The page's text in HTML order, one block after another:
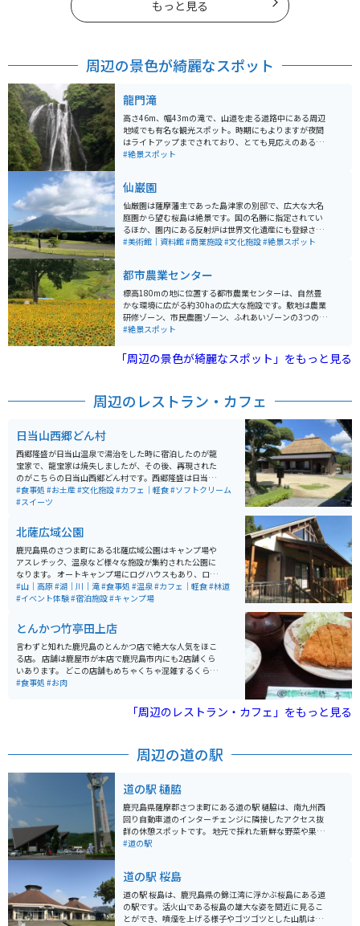
もっと見る
周辺の景色が綺麗なスポット
龍門滝
高さ46m、幅43mの滝で、山道を走る道路中にある周辺
地域でも有名な観光スポット。時期にもよりますが夜間
はライトアップまでされており、とても見応えのある絶
景スポットとなっています。昼夜問わずライダーやカッ
#絶景スポット
仙巌園
仙厳園は薩摩藩主であった島津家の別邸で、広大な大名
庭園から望む桜島は絶景です。国の名勝に指定されてい
るほか、園内にある反射炉は世界文化遺産にも登録され
ています。古来、薩摩藩の活躍を彷彿とさせる名所で
#美術館｜資料館#商業施設#文化施設#絶景スポット
都市農業センター
標高180mの地に位置する都市農業センターは、自然豊
かな環境に広がる約30haの広大な施設です。敷地は農業
研修ゾーン、市民農園ゾーン、ふれあいゾーンの3つのゾ
ーンに分かれています。 センター内には8,000㎡の大花
わり、秋にはコスモスなど、季節ごとに様々な花が一面
に広がります。鹿児島のシンボルである桜島を見渡せる
#絶景スポット
「周辺の景色が綺麗なスポット」をもっと見る
周辺のレストラン・カフェ
日当山西郷どん村
西郷隆盛が日当山温泉で湯治をした時に宿泊したのが龍
宝家で、龍宝家は焼失しましたが、その後、再現された
のがこちらの日当山西郷どん村です。西郷隆盛は日当山
を十数回訪れ、温泉や狩りや釣りを楽しんだそうです。
日当山西郷どん村には、西郷隆盛公が日当山を訪れた際
本庭園があり、入場無料です。 敷地内の物産館には、地
元食材を中心としたレストラン「日当山無垢食堂」があ
ります。 また、日当山温泉の湯を引いた足湯(無料)があ
ります。入り口目の前に無料駐車場があります。
#食事処 #お土産#文化施設#カフェ｜軽食#ソフトクリーム
#スイーツ
北薩広域公園
鹿児島県のさつま町にある北薩広域公園はキャンプ場や
アスレチック、温泉など様々な施設が集約された公園に
なります。 オートキャンプ場にログハウスもあり、ログ
ハウス内のお風呂のお湯も天然の温泉がでます。 様々な
イベントも開催されており、様々な人に利用しやすい施
#山｜高原#湖｜川｜滝#食事処 #温泉#カフェ｜軽食#林道
#イベント体験#宿泊施設#キャンプ場
とんかつ竹亭田上店
言わずと知れた鹿児島のとんかつ店で絶大な人気をほこ
る店。 店舗は鹿屋市が本店で鹿児島市内にも2店舗くら
いあります。 どこの店舗もめちゃくちゃ混雑するくらい
の人気店です。 お値段もリーズナブルでとにかくおいし
#食事処 #お肉
「周辺のレストラン・カフェ」をもっと見る
周辺の道の駅
道の駅 樋脇
鹿児島県薩摩郡さつま町にある道の駅 樋脇は、南九州西
回り自動車道のインターチェンジに隣接したアクセス抜
群の休憩スポットです。 地元で採れた新鮮な野菜や果物
が並ぶ農産物直売所は、旅の思い出に地元の味覚を味わ
使った料理など、地元グルメを堪能できます。 バイクで
訪れる際は、広々とした駐車場があるので安心です。ツ
ーリングの休憩地点として利用するのも良いでしょう。
周辺には、西郷隆盛ゆかりの史跡や、美しい自然を楽し
#道の駅
道の駅 桜島
道の駅 桜島は、鹿児島県の錦江湾に浮かぶ桜島にある道
の駅です。活火山である桜島の雄大な姿を間近に見るこ
とができ、噴煙を上げる様子やゴツゴツとした山肌は迫